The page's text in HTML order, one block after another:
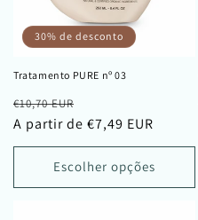
30% de desconto
Tratamento PURE nº 03
Preço
normal
€10,70 EUR
de
saldo
A partir de €7,49 EUR
Escolher opções